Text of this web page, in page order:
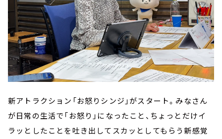
新アトラクション「お怒りシンジ」がスタート。みなさん
が日常の生活で「お怒り」になったこと、ちょっとだけイ
ラッとしたことを吐き出してスカッとしてもらう新感覚